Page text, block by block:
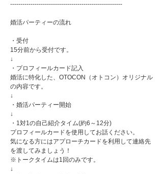
-------------------------------------------------------
婚活パーティーの流れ
・受付
15分前から受付です。
↓
・プロフィールカード記入
婚活に特化した、OTOCON（オトコン）オリジナル
の内容です。
↓
・婚活パーティー開始
↓
・1対1の自己紹介タイム(約6～12分)
プロフィールカードを使用してお話ください。
気になる方にはアプローチカードを利用して連絡先
を渡してみましょう！
※トークタイムは1回のみです。
↓